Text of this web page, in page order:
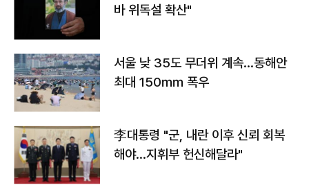
바 위독설 확산"
서울 낮 35도 무더위 계속…동해안
최대 150㎜ 폭우
李대통령 "군, 내란 이후 신뢰 회복
해야…지휘부 헌신해달라"